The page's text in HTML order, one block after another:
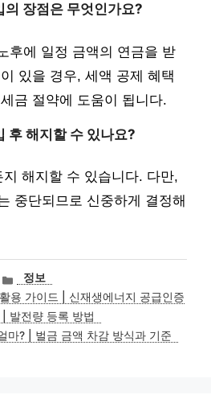
의 장점은 무엇인가요?
후에 일정 금액의 연금을 받
있을 경우, 세액 공제 혜택
금 절약에 도움이 됩니다.
후 해지할 수 있나요?
해지할 수 있습니다. 다만,
중단되므로 신중하게 결정해
카
테
고
리
정보
용 가이드 | 신재생에너지 공급인증
발전량 등록 방법
마? | 벌금 금액 차감 방식과 기준